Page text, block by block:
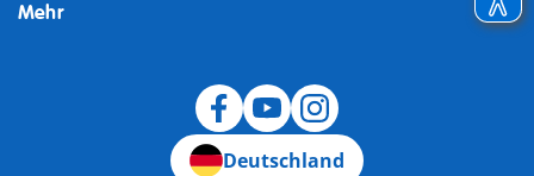
Mehr
Deutschland